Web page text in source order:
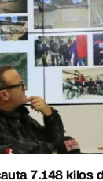
7.148 kilos